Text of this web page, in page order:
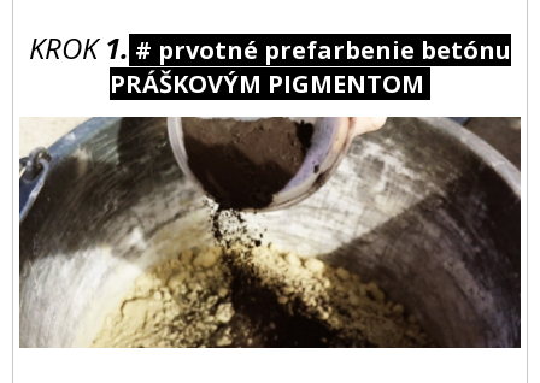
KROK1. # prvotné prefarbenie betónu
PRÁŠKOVÝM PIGMENTOM